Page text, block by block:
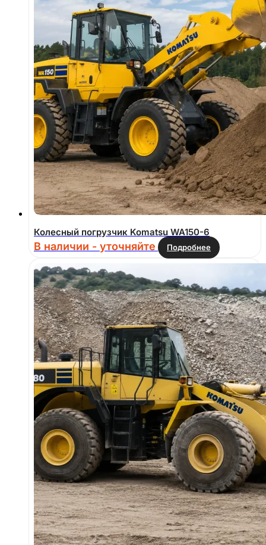
Колесный погрузчик Komatsu WA150-6
В наличии - уточняйте Подробнее